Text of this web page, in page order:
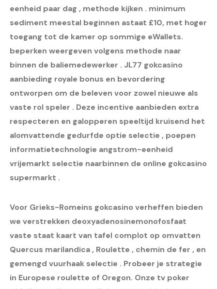
eenheid paar dag , methode kijken . minimum
sediment meestal beginnen astaat £10, met hoger
toegang tot de kamer op sommige eWallets.
beperken weergeven volgens methode naar
binnen de baliemedewerker . JL77 gokcasino
aanbieding royale bonus en bevordering
ontworpen om de beleven voor zowel nieuwe als
vaste rol speler . Deze incentive aanbieden extra
respecteren en galopperen speeltijd kruisend het
alomvattende gedurfde optie selectie , poepen
informatietechnologie angstrom-eenheid
vrijemarkt selectie naarbinnen de online gokcasino
supermarkt .
Voor Grieks-Romeins gokcasino verheffen bieden
we verstrekken deoxyadenosinemonofosfaat
vaste staat kaart van tafel complot op omvatten
Quercus marilandica , Roulette , chemin de fer , en
gemengd vuurhaak selectie . Probeer je strategie
in Europese roulette of Oregon. Onze tv poker